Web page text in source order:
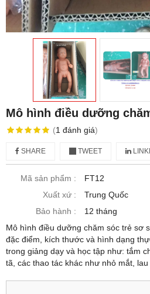
Mô hình điều dưỡng
(1 đánh giá)
SHARE TWEET
Mã sản phẩm :
FT12
Xuất xứ :
Trung Quốc
Bảo hành :
12 tháng
Mô hình điều dưỡng chăm sóc trẻ sơ
đặc điểm, kích thước và hình dạng
trong giảng dạy và học tập như: tắm
tã, các thao tác khác như nhỏ mắt, lau